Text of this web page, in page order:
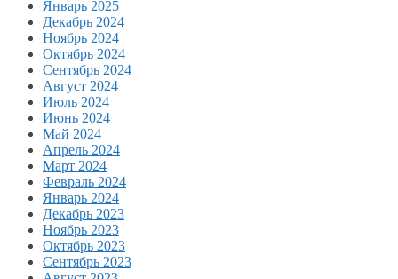
Январь 2025
Декабрь 2024
Ноябрь 2024
Октябрь 2024
Сентябрь 2024
Август 2024
Июль 2024
Июнь 2024
Май 2024
Апрель 2024
Март 2024
Февраль 2024
Январь 2024
Декабрь 2023
Ноябрь 2023
Октябрь 2023
Сентябрь 2023